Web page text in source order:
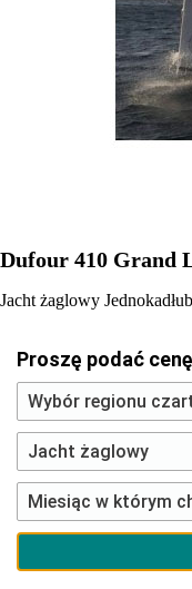
Dufour 410 Grand
Jacht żaglowy
Proszę podać cenę